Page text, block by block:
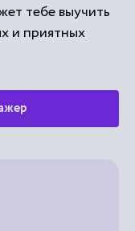
тебе выучить
и приятных